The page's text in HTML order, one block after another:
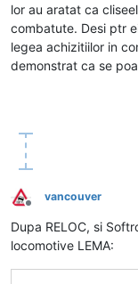
lor au aratat ca
combatute. Desi ptr
legea achizitiilor in
demonstrat ca se
Deconectat
vancouver
Dupa RELOC, si
locomotive LEMA: